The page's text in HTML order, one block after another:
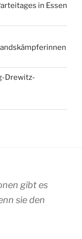
in Essen
Drewitz-
gibt es
sie den